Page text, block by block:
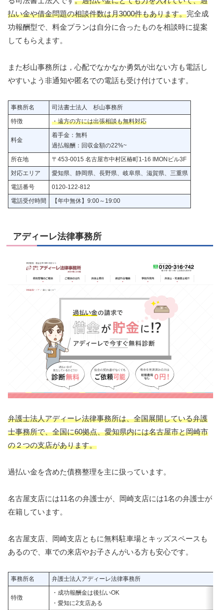
払い金や借金問題の相談件数は月3000件もあります。完全成
功報酬型で、料金プランは自分に合ったものを相談時に提案
してもらえます。
また杉山事務所は，心配でなかなか勇気が出ない方も電話し
やすいよう非通知や匿名での電話も受け付けています。
事務所名
司法書士法人 杉山事務所
特徴
・遠方の方には出張相談も無料対応
料金
着手金：無料
過払報酬：回収金額の22%~
所在地
〒453-0015 名古屋市中村区椿町1-16 IMONビル3F
対応エリア
愛知県、静岡県、長野県、岐阜県、滋賀県、三重県
電話番号
0120-122-812
電話受付時間
【年中無休】9:00～19:00
アディーレ法律事務所
弁護士法人アディーレ法律事務所は、全国展開している弁護
士事務所で、全国に60拠点、愛知県内には名古屋市と岡崎市
の２つの支店があります。
過払い金を含めた債務整理を主に扱っています。
名古屋支店には11名の弁護士が、岡崎支店には1名の弁護士が
在籍しています。
名古屋支店、岡崎支店ともに無料駐車場とキッズスペースも
あるので、車での来店やお子さんがいる方も安心です。
事務所名 弁護士法人アディーレ法律事務所
特徴
・成功報酬金は後払いOK
・愛知に2支店ある